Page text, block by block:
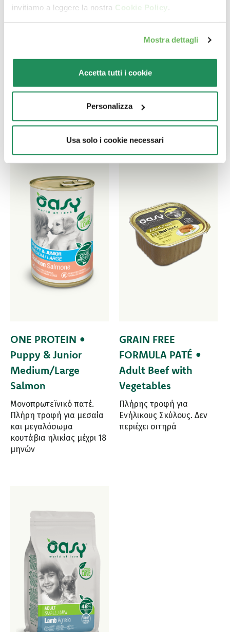
invitiamo a leggere la nostra Cookie Policy.
Mostra dettagli
Accetta tutti i cookie
Personalizza
Usa solo i cookie necessari
Ποιο είναι το αγαπημένο
του?
Ανακαλύψτε τα καλύτερα προϊόντα για το
κατοικίδιο σας
ONE PROTEIN •
Puppy & Junior
Medium/Large
Salmon
Μονοπρωτεϊνικό πατέ.
Πλήρη τροφή για μεσαία
και μεγαλόσωμα
κουτάβια ηλικίας μέχρι 18
μηνών
GRAIN FREE
FORMULA PATÉ •
Adult Beef with
Vegetables
Πλήρης τροφή για
Ενήλικους Σκύλους. Δεν
περιέχει σιτηρά